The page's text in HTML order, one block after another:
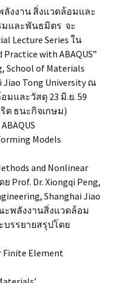
งงาน สิ่งแวดล้อมและ
มและพันธมิตร จะ
Lecture Series ใน
with ABAQUS”
School of Materials
Jiao Tong University ณ
และวัสดุ 23 มิ.ย. 59
ต ธนะกิจเกษม)
Models
and Nonlinear
Prof. Dr. Xiongqi Peng,
Shanghai Jiao
ะพลังงานสิ่งแวดล้อม
บรรยายสรุปโดย
Finite Element